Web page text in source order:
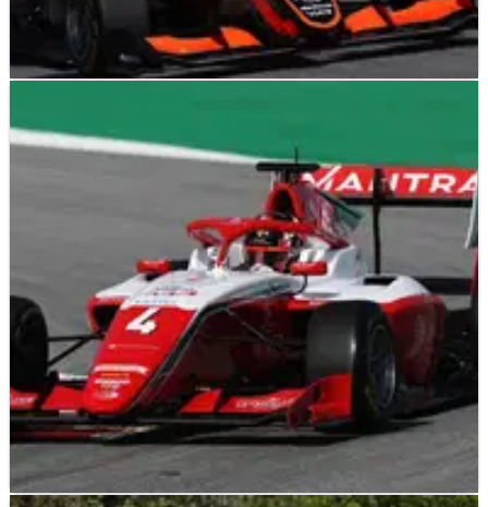
Hasil Lengkap Sprint Race F3 Spanyol dari
Catalunya
Hasil lengkap Sprint Race&nbsp; F3 Spanyol, putaran ketiga
FIA F3 Championship musim 2022 di Circuit de Barcelona-